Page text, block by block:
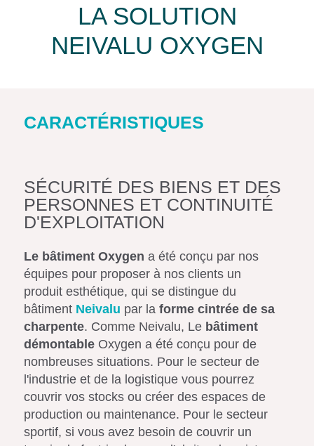
LA SOLUTION
NEIVALU OXYGEN
CARACTÉRISTIQUES
SÉCURITÉ DES BIENS ET DES
PERSONNES ET CONTINUITÉ
D'EXPLOITATION
Le bâtiment Oxygen a été conçu par nos
équipes pour proposer à nos clients un
produit esthétique, qui se distingue du
bâtiment Neivalu par la forme cintrée de sa
charpente. Comme Neivalu, Le bâtiment
démontableOxygen a été conçu pour de
nombreuses situations. Pour le secteur de
l'industrie et de la logistique vous pourrez
couvrir vos stocks ou créer des espaces de
production ou maintenance. Pour le secteur
sportif, si vous avez besoin de couvrir un